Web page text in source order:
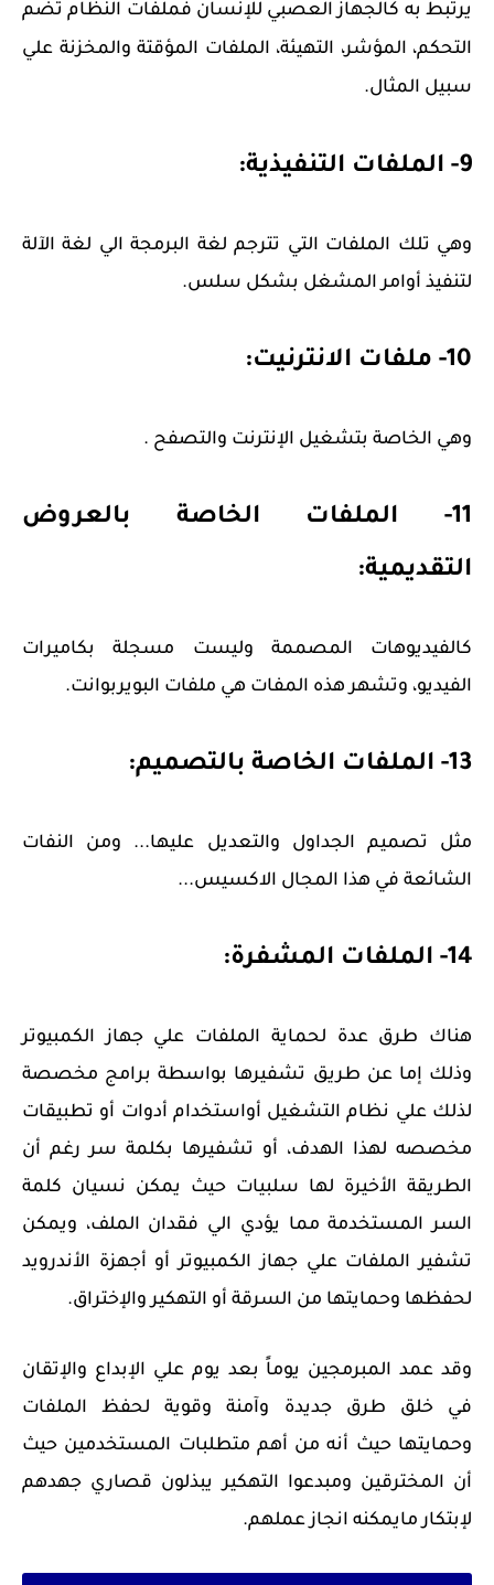
يرتبط به كالجهاز العصبي للإنسان فملفات النظام تضم
التحكم، المؤشر، التهيئة، الملفات المؤقتة والمخزنة علي
سبيل المثال.
9- الملفات التنفيذية:
وهي تلك الملفات التي تترجم لغة البرمجة الي لغة الآلة
لتنفيذ أوامر المشغل بشكل سلس.
10- ملفات الانترنيت:
وهي الخاصة بتشغيل الإنترنت والتصفح .
11- الملفات الخاصة بالعروض
التقديمية:
كالفيديوهات المصممة وليست مسجلة بكاميرات
الفيديو، وتشهر هذه المفات هي ملفات البويربوانت.
13- الملفات الخاصة بالتصميم:
مثل تصميم الجداول والتعديل عليها... ومن النفات
الشائعة في هذا المجال الاكسيس...
14- الملفات المشفرة:
هناك طرق عدة لحماية الملفات علي جهاز الكمبيوتر
وذلك إما عن طريق تشفيرها بواسطة برامج مخصصة
لذلك علي نظام التشغيل أواستخدام أدوات أو تطبيقات
مخصصه لهذا الهدف، أو تشفيرها بكلمة سر رغم أن
الطريقة الأخيرة لها سلبيات حيث يمكن نسيان كلمة
السر المستخدمة مما يؤدي الي فقدان الملف، ويمكن
تشفير الملفات علي جهاز الكمبيوتر أو أجهزة الأندرويد
لحفظها وحمايتها من السرقة أو التهكير والإختراق.
وقد عمد المبرمجين يوماً بعد يوم علي الإبداع والإتقان
في خلق طرق جديدة وآمنة وقوية لحفظ الملفات
وحمايتها حيث أنه من أهم متطلبات المستخدمين حيث
أن المخترقين ومبدعوا التهكير يبذلون قصاري جهدهم
لإبتكار مايمكنه انجاز عملهم.